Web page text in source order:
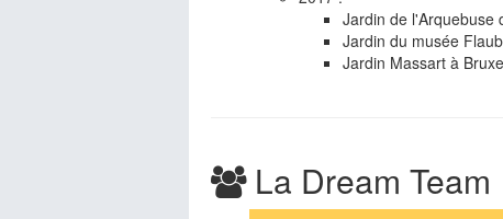
Jardin de l'Arquebuse
Jardin du musée
Jardin Massart à
La Dream Team